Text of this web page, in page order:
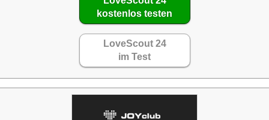
kostenlos testen
LoveScout 24
im Test